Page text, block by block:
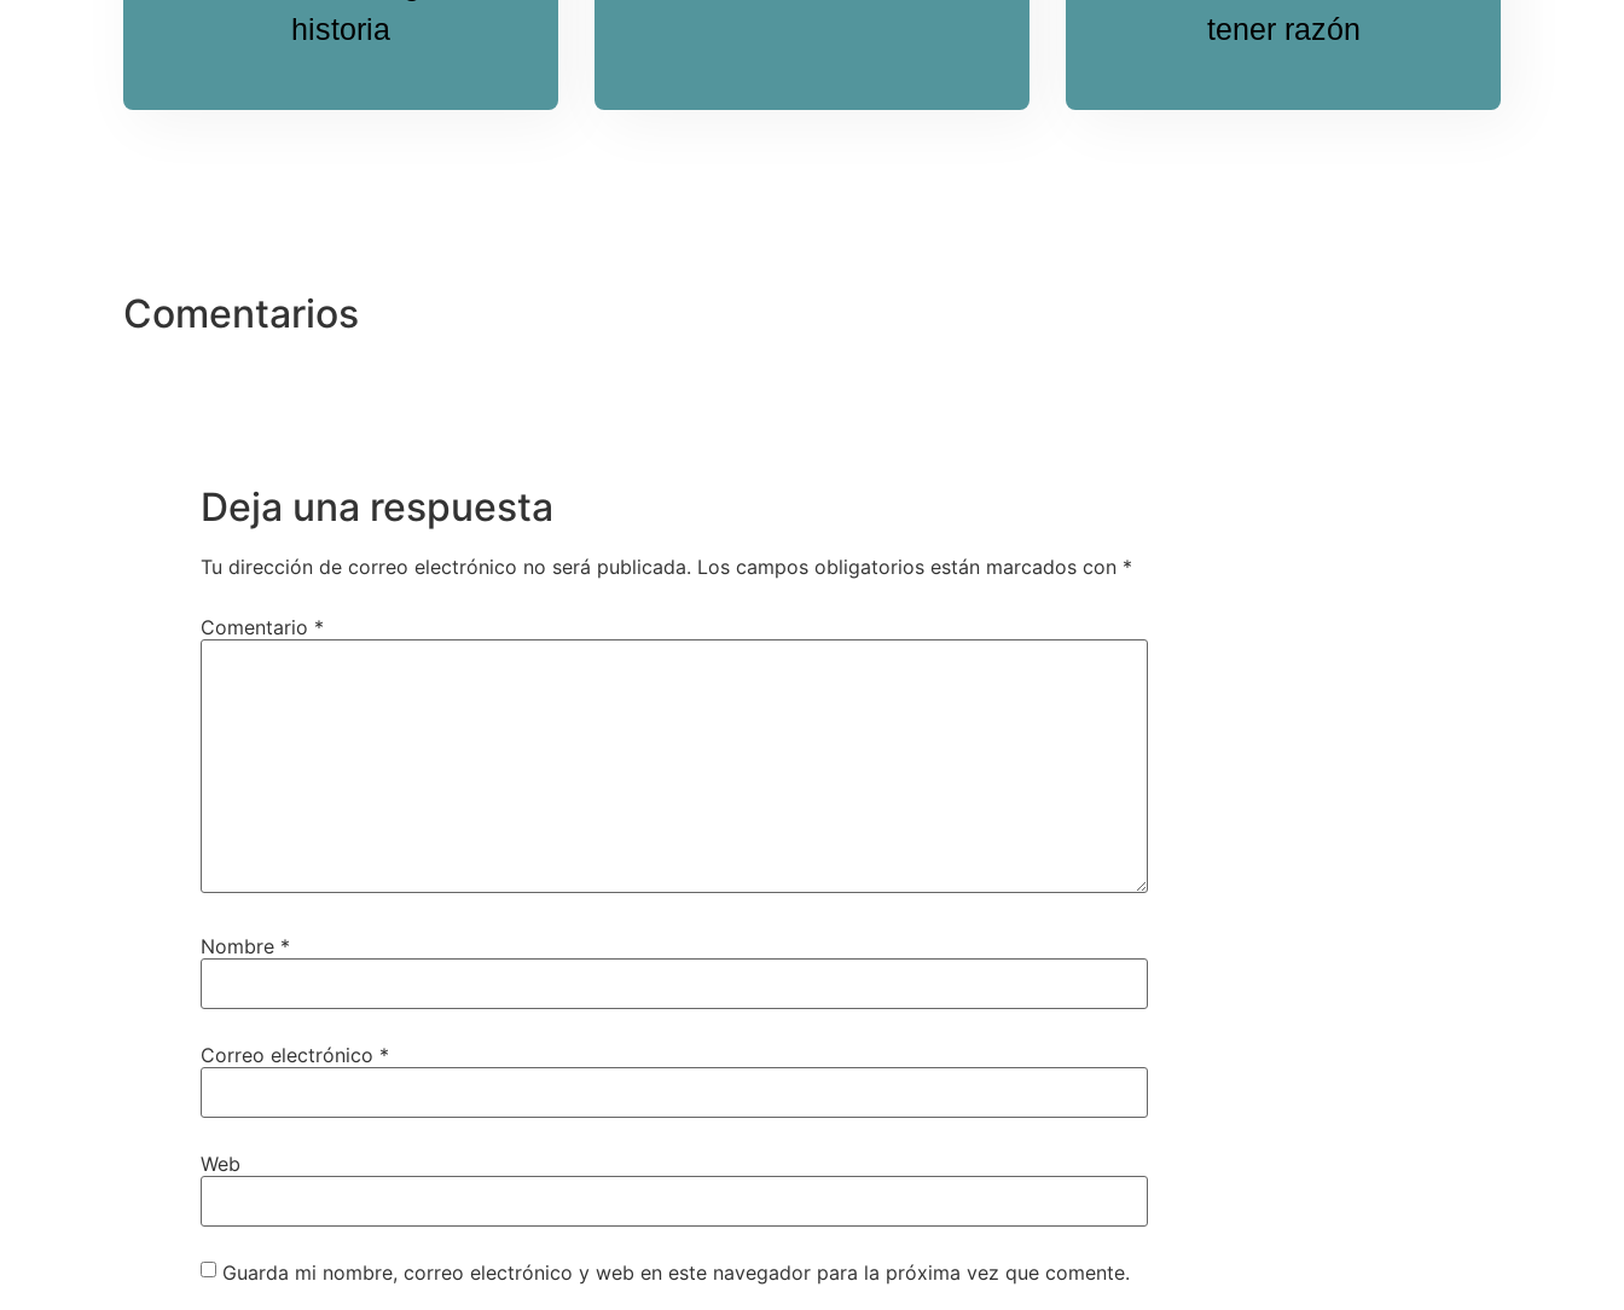
historia
tener razón
Comentarios
Deja una respuesta
Tu dirección de correo electrónico no será publicada. Los campos obligatorios están marcados con *
Comentario *
Nombre *
Correo electrónico *
Web
Guarda mi nombre, correo electrónico y web en este navegador para la próxima vez que comente.